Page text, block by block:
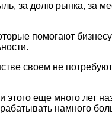
за долю рынка, за
помогают
своем не
еще много лет
намного